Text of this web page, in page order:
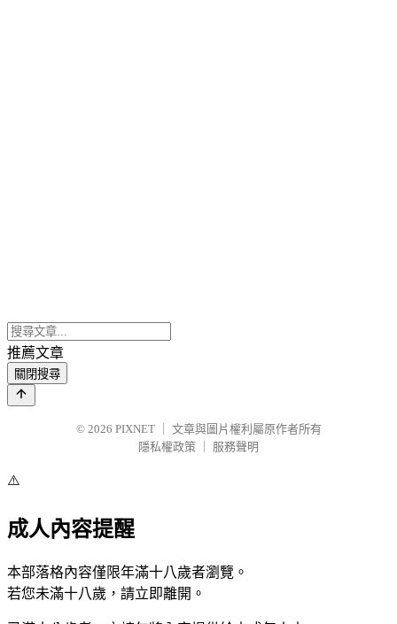
推薦文章
關閉搜尋
© 2026 PIXNET
文章與圖片權利屬原作者所有
隱私權政策
服務聲明
⚠️
成人內容提醒
本部落格內容僅限年滿十八歲者瀏覽。
若您未滿十八歲，請立即離開。